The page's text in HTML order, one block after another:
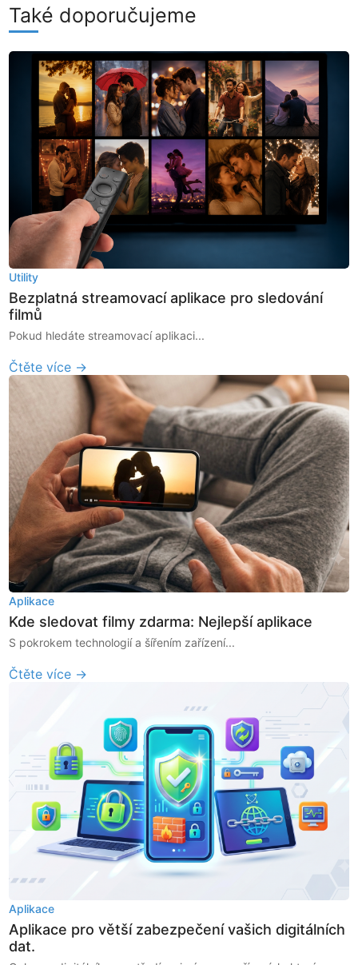
Také doporučujeme
Utility
Bezplatná streamovací aplikace pro sledování
filmů
Pokud hledáte streamovací aplikaci...
Čtěte více →
Aplikace
Kde sledovat filmy zdarma: Nejlepší aplikace
S pokrokem technologií a šířením zařízení...
Čtěte více →
Aplikace
Aplikace pro větší zabezpečení vašich digitálních
dat.